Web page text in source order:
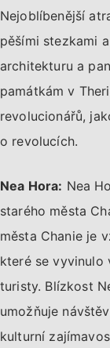
Nejoblíbenější
pěšími stezkami
architekturu a
památkám v
revolucionářů,
o revolucích.
Nea Hora: Nea
starého města
města Chanie je
které se vyvinulo
turisty. Blízkost
umožňuje
kulturní